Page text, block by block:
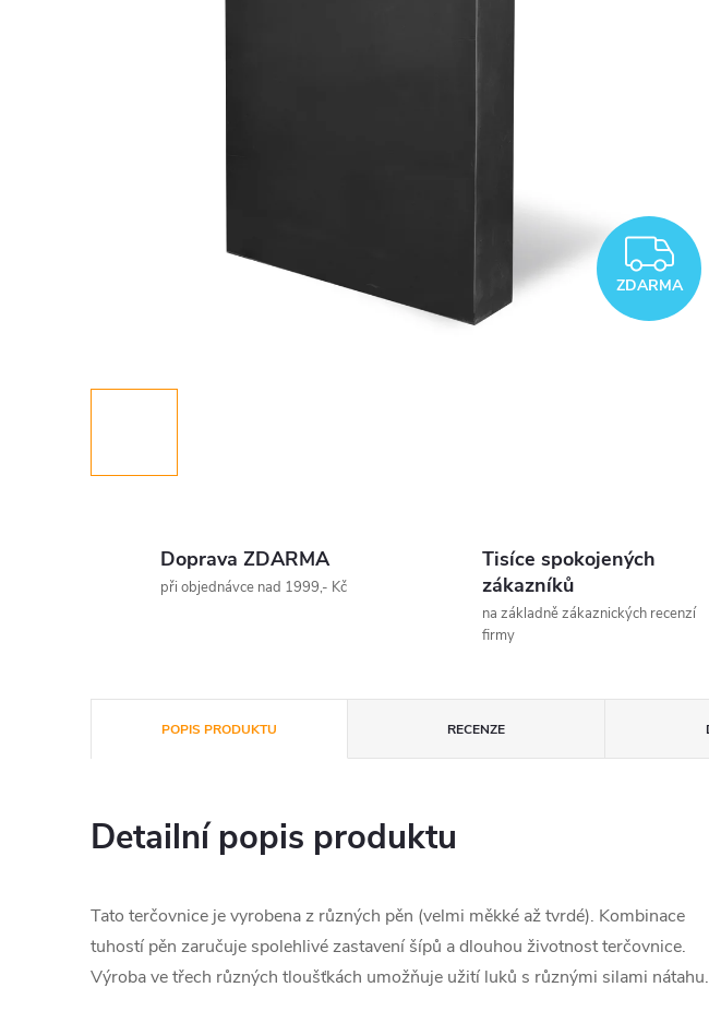
ZDARMA
Doprava ZDARMA
při objednávce nad 1999,- Kč
Tisíce spokojených
zákazníků
na základně zákaznických recenzí
firmy
POPIS PRODUKTU RECENZE
Detailní popis produktu
Tato terčovnice je vyrobena z různých pěn (velmi měkké až tvrdé). Kombinace
tuhostí pěn zaručuje spolehlivé zastavení šípů a dlouhou životnost terčovnice.
Výroba ve třech různých tloušťkách umožňuje užití luků s různými silami nátahu.